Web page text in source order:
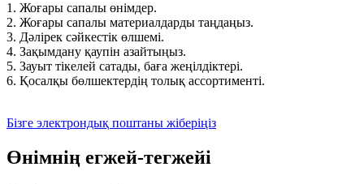
1. Жоғары сапалы өнімдер.
2. Жоғары сапалы материалдарды таңдаңыз.
3. Дәлірек сәйкестік өлшемі.
4. Зақымдану қаупін азайтыңыз.
5. Зауыт тікелей сатады, баға жеңілдіктері.
6. Қосалқы бөлшектердің толық ассортименті.
Бізге электрондық поштаны жіберіңіз
Өнімнің егжей-тегжейі